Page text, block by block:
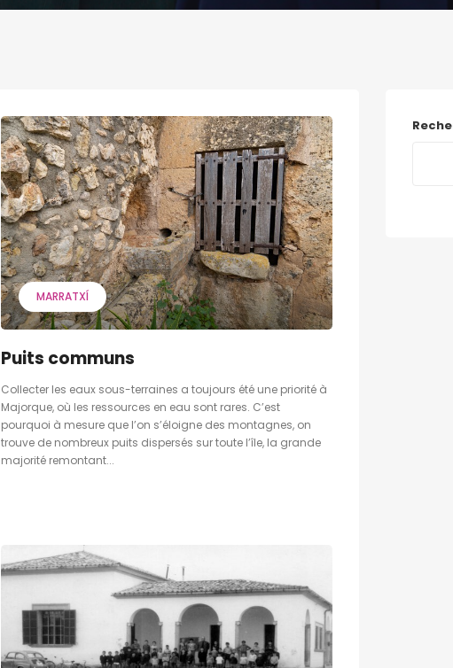
MARRATXÍ
Puits communs
Collecter les eaux sous-terraines a toujours été une priorité à
Majorque, où les ressources en eau sont rares. C’est
pourquoi à mesure que l’on s’éloigne des montagnes, on
trouve de nombreux puits dispersés sur toute l’île, la grande
majorité remontant...